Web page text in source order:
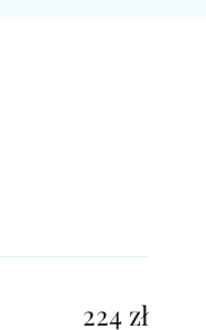
224 zł